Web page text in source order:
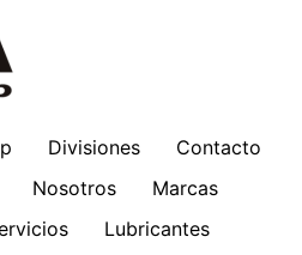
Divisiones
Contacto
Nosotros
Marcas
Lubricantes